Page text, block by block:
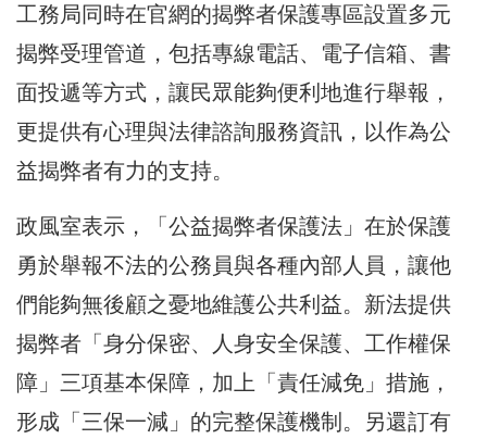
工務局同時在官網的揭弊者保護專區設置多元
揭弊受理管道，包括專線電話、電子信箱、書
面投遞等方式，讓民眾能夠便利地進行舉報，
更提供有心理與法律諮詢服務資訊，以作為公
益揭弊者有力的支持。
政風室表示，「公益揭弊者保護法」在於保護
勇於舉報不法的公務員與各種內部人員，讓他
們能夠無後顧之憂地維護公共利益。新法提供
揭弊者「身分保密、人身安全保護、工作權保
障」三項基本保障，加上「責任減免」措施，
形成「三保一減」的完整保護機制。另還訂有